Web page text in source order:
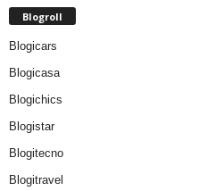
Blogroll
Blogicars
Blogicasa
Blogichics
Blogistar
Blogitecno
Blogitravel